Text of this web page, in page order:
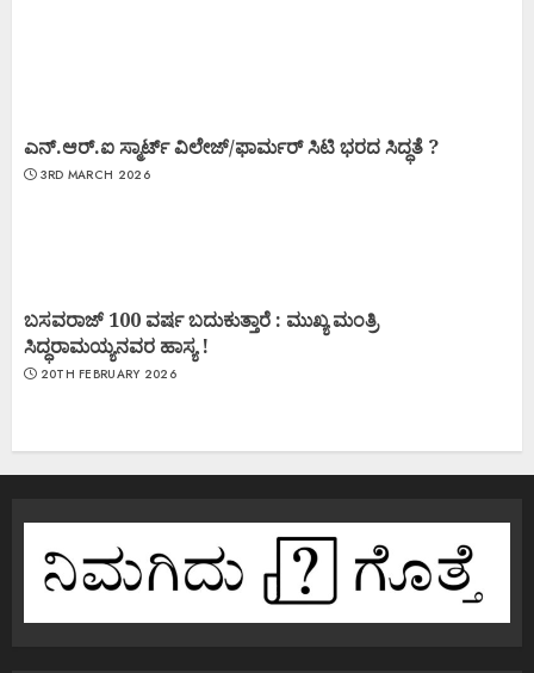
ಎನ್.ಆರ್.ಐ ಸ್ಮಾರ್ಟ್ ವಿಲೇಜ್/ಫಾರ್ಮರ್ ಸಿಟಿ ಭರದ ಸಿದ್ಧತೆ ?
3RD MARCH 2026
ಬಸವರಾಜ್ 100 ವರ್ಷ ಬದುಕುತ್ತಾರೆ : ಮುಖ್ಯ ಮಂತ್ರಿ
ಸಿದ್ಧರಾಮಯ್ಯನವರ ಹಾಸ್ಯ !
20TH FEBRUARY 2026